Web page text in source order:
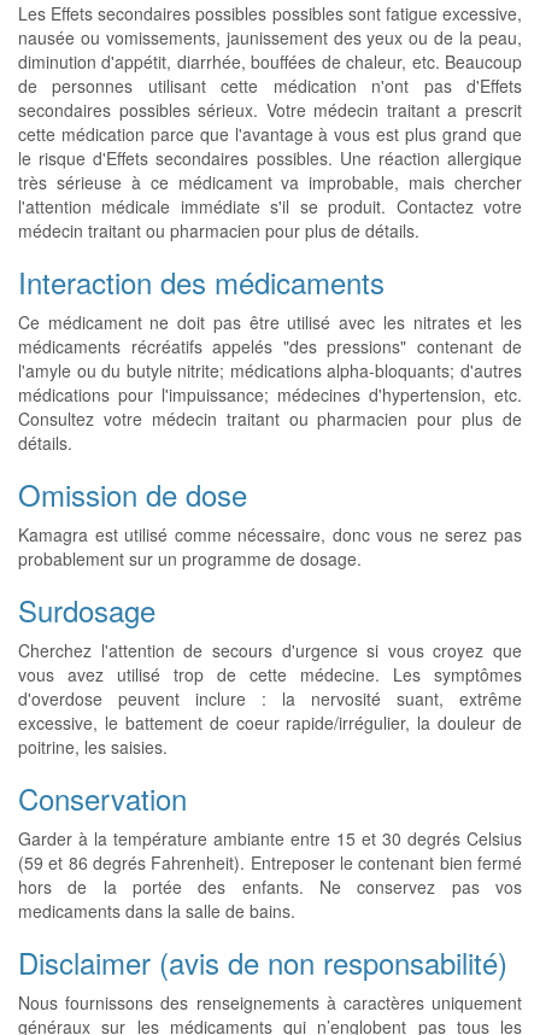
Les Effets secondaires possibles possibles sont fatigue excessive,
nausée ou vomissements, jaunissement des yeux ou de la peau,
diminution d'appétit, diarrhée, bouffées de chaleur, etc. Beaucoup
de personnes utilisant cette médication n'ont pas d'Effets
secondaires possibles sérieux. Votre médecin traitant a prescrit
cette médication parce que l'avantage à vous est plus grand que
le risque d'Effets secondaires possibles. Une réaction allergique
très sérieuse à ce médicament va improbable, mais chercher
l'attention médicale immédiate s'il se produit. Contactez votre
médecin traitant ou pharmacien pour plus de détails.
Interaction des médicaments
Ce médicament ne doit pas être utilisé avec les nitrates et les
médicaments récréatifs appelés "des pressions" contenant de
l'amyle ou du butyle nitrite; médications alpha-bloquants; d'autres
médications pour l'impuissance; médecines d'hypertension, etc.
Consultez votre médecin traitant ou pharmacien pour plus de
détails.
Omission de dose
Kamagra est utilisé comme nécessaire, donc vous ne serez pas
probablement sur un programme de dosage.
Surdosage
Cherchez l'attention de secours d'urgence si vous croyez que
vous avez utilisé trop de cette médecine. Les symptômes
d'overdose peuvent inclure : la nervosité suant, extrême
excessive, le battement de coeur rapide/irrégulier, la douleur de
poitrine, les saisies.
Conservation
Garder à la température ambiante entre 15 et 30 degrés Celsius
(59 et 86 degrés Fahrenheit). Entreposer le contenant bien fermé
hors de la portée des enfants. Ne conservez pas vos
medicaments dans la salle de bains.
Disclaimer (avis de non responsabilité)
Nous fournissons des renseignements à caractères uniquement
généraux sur les médicaments qui n’englobent pas tous les